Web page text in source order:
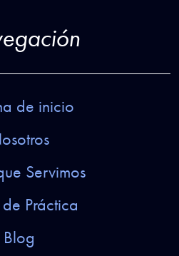
de inicio
Servimos
Práctica
Blog